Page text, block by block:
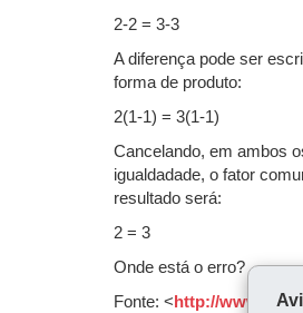
2-2 = 3-3
A diferença pode ser
forma de produto:
2(1-1) = 3(1-1)
Cancelando, em ambos
igualdadade, o fator
resultado será:
2 = 3
Onde está o erro?
Fonte: < http://